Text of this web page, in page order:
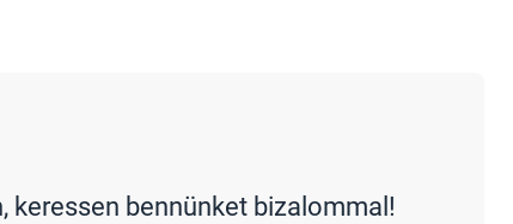
keressen bennünket bizalommal!